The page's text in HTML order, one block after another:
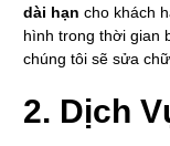
dài hạn cho khách
hình trong thời gian
chúng tôi sẽ sửa
2. Dịch